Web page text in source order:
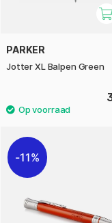
PARKER
Jotter XL Balpen Green
11%